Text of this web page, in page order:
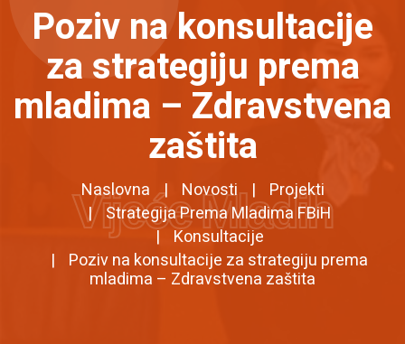
Poziv na konsultacije
za strategiju prema
mladima – Zdravstvena
zaštita
Naslovna Novosti
Projekti
Strategija Prema Mladima FBiH
Konsultacije
Poziv na konsultacije za strategiju prema
mladima – Zdravstvena zaštita
Vijeće Mladih